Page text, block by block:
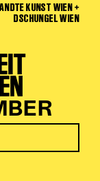
KUNST WIEN +
DSCHUNGEL WIEN